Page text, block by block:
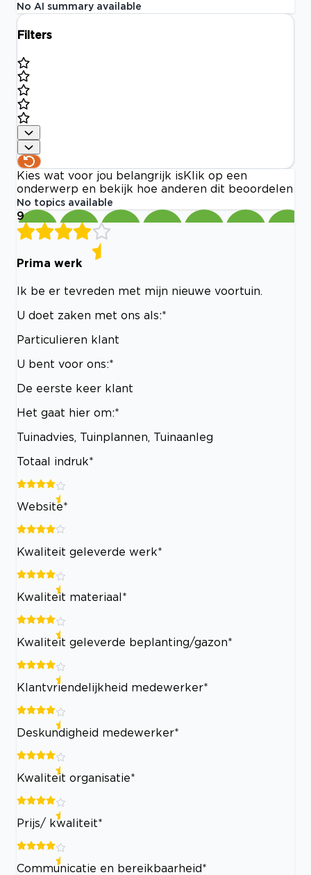
No AI summary available
Filters
Kies wat voor jou belangrijk is Klik op een
onderwerp en bekijk hoe anderen dit beoordelen
No topics available
9
Prima werk
Ik be er tevreden met mijn nieuwe voortuin.
U doet zaken met ons als:*
Particulieren klant
U bent voor ons:*
De eerste keer klant
Het gaat hier om:*
Tuinadvies, Tuinplannen, Tuinaanleg
Totaal indruk*
Website*
Kwaliteit geleverde werk*
Kwaliteit materiaal*
Kwaliteit geleverde beplanting/gazon*
Klantvriendelijkheid medewerker*
Deskundigheid medewerker*
Kwaliteit organisatie*
Prijs/ kwaliteit*
Communicatie en bereikbaarheid*